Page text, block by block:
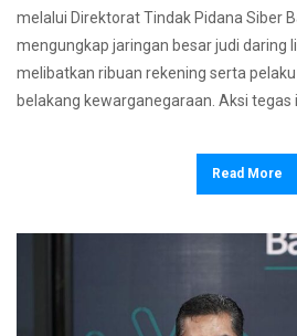
melalui Direktorat Tindak Pidana Siber
mengungkap jaringan besar judi daring
melibatkan ribuan rekening serta
belakang kewarganegaraan. Aksi
Read More